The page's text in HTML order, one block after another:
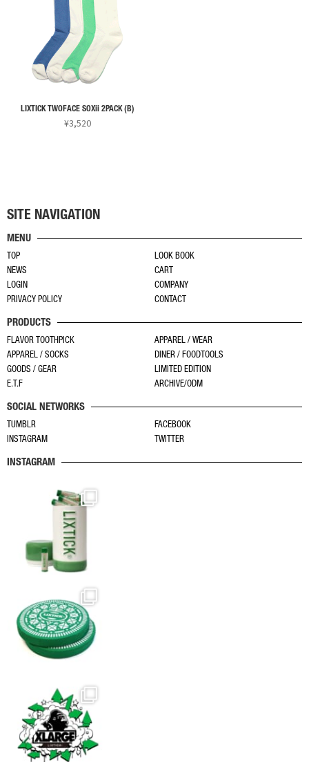
LIXTICK TWOFACE SOXii 2PACK (B)
¥3,520
に
エ
が
ま
オ
プ
ン
は
商
品
ペ
ー
ジ
ら
選
択
で
き
SITE NAVIGATION
MENU
TOP
LOOK BOOK
NEWS
CART
LOGIN
COMPANY
PRIVACY POLICY
CONTACT
PRODUCTS
FLAVOR TOOTHPICK
APPAREL / WEAR
APPAREL / SOCKS
DINER / FOODTOOLS
GOODS / GEAR
LIMITED EDITION
E.T.F
ARCHIVE/ODM
SOCIAL NETWORKS
TUMBLR
FACEBOOK
INSTAGRAM
TWITTER
INSTAGRAM